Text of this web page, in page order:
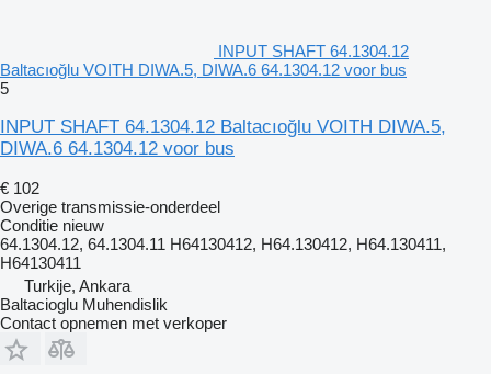
INPUT SHAFT 64.1304.12
Baltacıoğlu VOITH DIWA.5, DIWA.6 64.1304.12 voor bus
5
INPUT SHAFT 64.1304.12 Baltacıoğlu VOITH DIWA.5,
DIWA.6 64.1304.12 voor bus
€ 102
Overige transmissie-onderdeel
Conditie nieuw
64.1304.12, 64.1304.11 H64130412, H64.130412, H64.130411,
H64130411
Turkije, Ankara
Baltacioglu Muhendislik
Contact opnemen met verkoper